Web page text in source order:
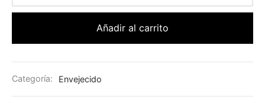
Añadir al carrito
Categoría: Envejecido